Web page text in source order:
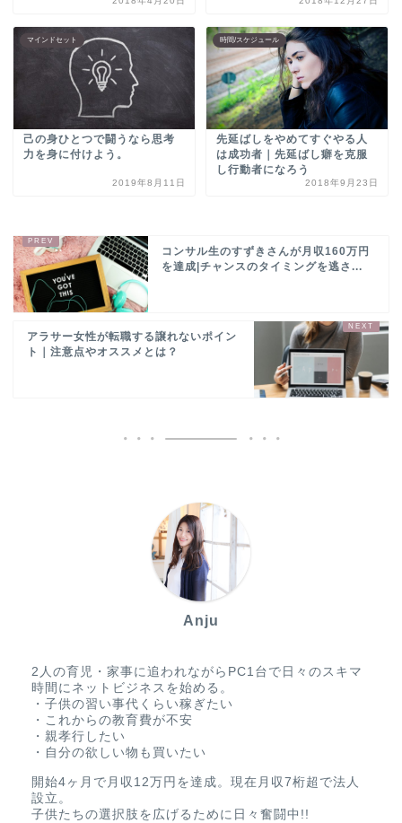
マインドセット
己の身ひとつで闘うなら思考
力を身に付けよう。
2019年8月11日
時間/スケジュール
先延ばしをやめてすぐやる人
は成功者｜先延ばし癖を克服
し行動者になろう
2018年9月23日
コンサル生のすずきさんが月収160万円
を達成|チャンスのタイミングを逃さ...
アラサー女性が転職する譲れないポイン
ト｜注意点やオススメとは？
Anju
2人の育児・家事に追われながらPC1台で日々のスキマ
時間にネットビジネスを始める。
・子供の習い事代くらい稼ぎたい
・これからの教育費が不安
・親孝行したい
・自分の欲しい物も買いたい
開始4ヶ月で月収12万円を達成。現在月収7桁超で法人
設立。
子供たちの選択肢を広げるために日々奮闘中!!